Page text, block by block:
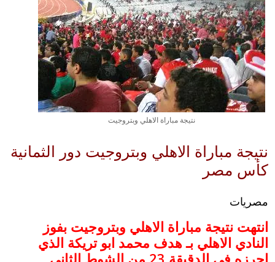
نتيجة مباراة الاهلي وبتروجيت
نتيجة مباراة الاهلي وبتروجيت دور الثمانية
كأس مصر
مصريات
انتهت نتيجة مباراة الاهلي وبتروجيت بفوز
النادي الاهلي بـ هدف محمد ابو تريكة الذي
احرزه في الدقيقة 23 من الشوط الثاني